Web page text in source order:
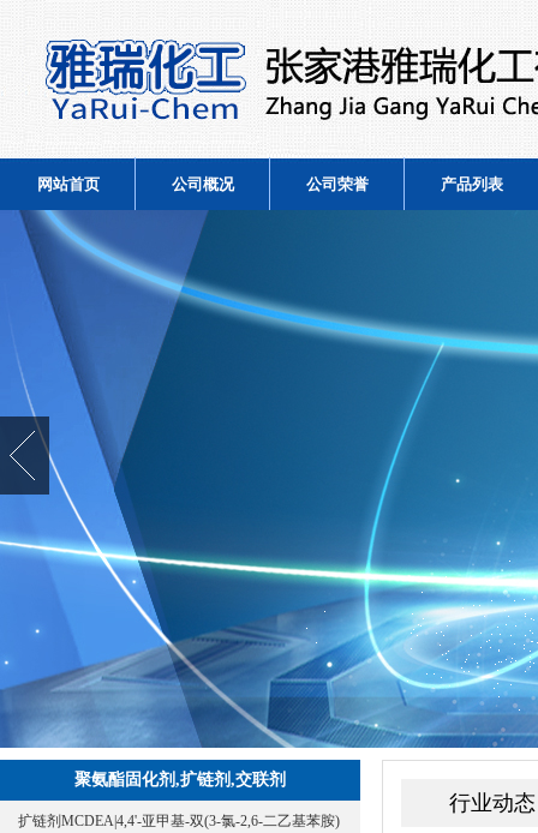
网站首页 公司概况 公司荣誉 产品列表
聚氨酯固化剂,扩链剂,交联剂
扩链剂MCDEA|4,4'-亚甲基-双(3-氯-2,6-二乙基苯胺)
行业动态